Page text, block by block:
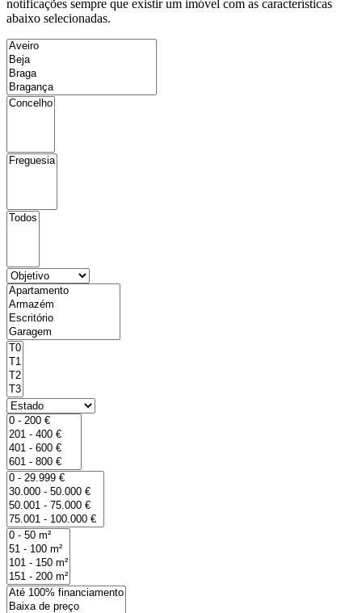
notificações sempre que existir um imóvel com as características
abaixo selecionadas.